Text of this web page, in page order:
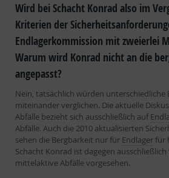
Wird bei Schacht Konrad also im
Kriterien der
Endlagerkommission mit zweierlei
Warum wird Konrad nicht an die
angepasst?
Nein, tatsächlich würden unterschiedliche
miteinander verglichen. Die aktuelle
Abfälle bezieht sich ausschließlich auf
Abfälle. Auch die 2010 aktualisierten
sehen die Bergbarkeit nur für Endlagerfür
Schacht Konrad ist dagegen
mittelaktive Abfälle vorgesehen.